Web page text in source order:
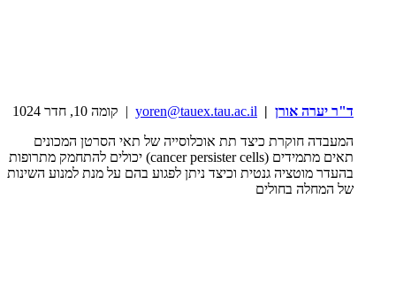
ד"ר יערה אורן |
yoren@tauex.tau.ac.il | קומה 10, חדר 1024
המעבדה חוקרת כיצד תת אוכלוסייה של תאי הסרטן המכונים
תאים מתמידים (cancer persister cells) יכולים להתחמק מתרופות
בהעדר מוטציה גנטית וכיצד ניתן לפגוע בהם על מנת למנוע השינות
של המחלה בחולים